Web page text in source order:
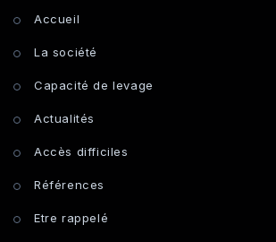
Accueil
La société
Capacité de levage
Actualités
Accès difficiles
Références
Etre rappelé